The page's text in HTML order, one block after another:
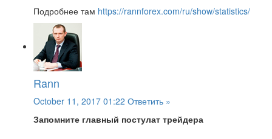
Подробнее там https://rannforex.com/ru/show/statistics/
Rann
October 11, 2017 01:22 Ответить »
Запомните главный постулат трейдера